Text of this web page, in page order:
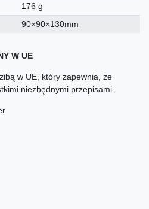
176 g
90×90×130mm
W UE
w UE, który zapewnia, że
niezbędnymi przepisami.